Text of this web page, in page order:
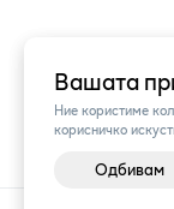
Вашата
Ние користиме
корисничко
Одбивам